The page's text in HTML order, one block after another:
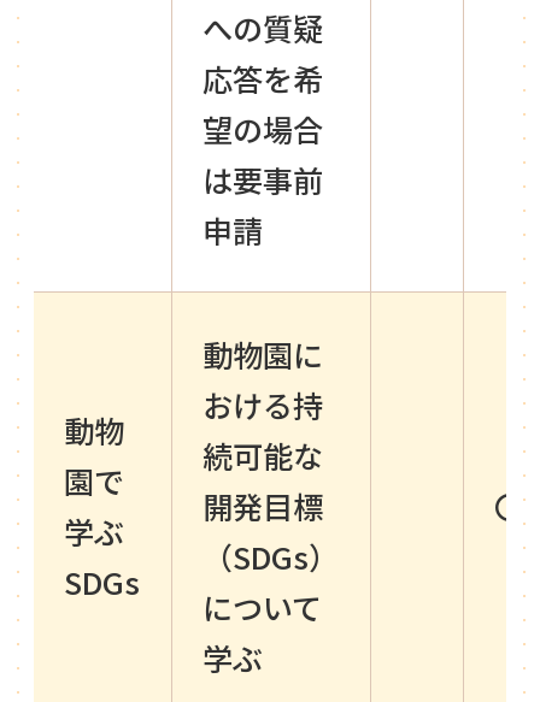
への質疑
応答を希
望の場合
は要事前
申請
動物
園で
学ぶ
SDGs
動物園に
おける持
続可能な
開発目標
（SDGs）
について
学ぶ
〇